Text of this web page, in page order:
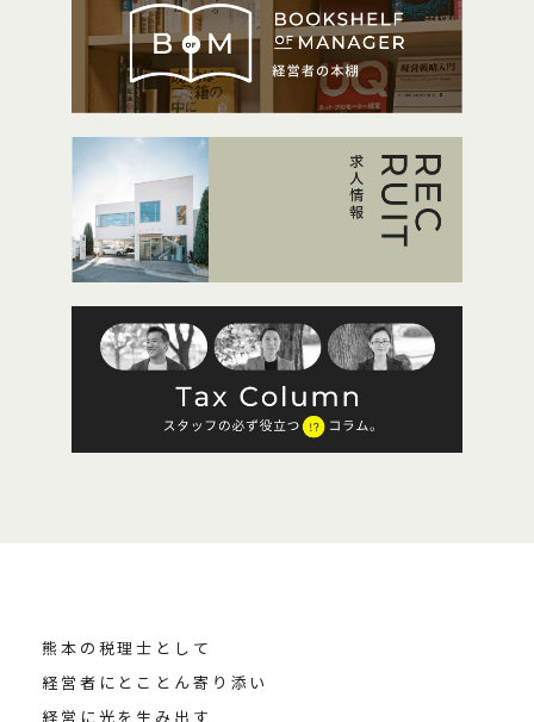
熊本の税理士として
経営者にとことん寄り添い
経営に光を生み出す